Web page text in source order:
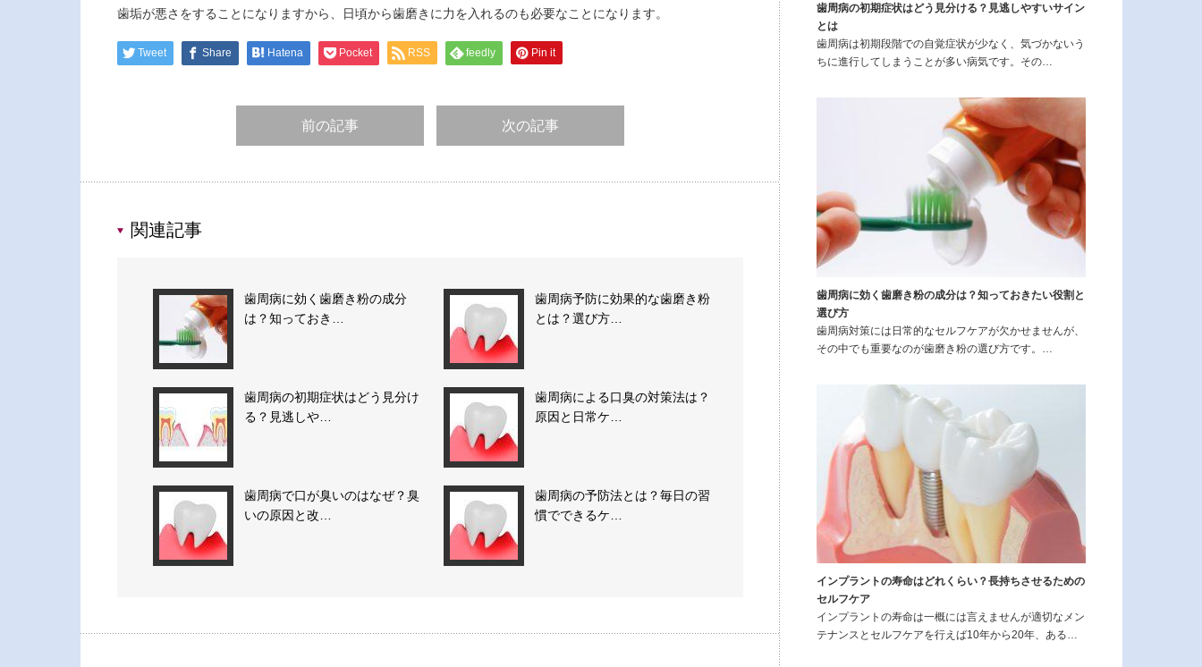
歯垢が悪さをすることになりますから、日頃から歯磨きに力を入れるのも必要なことになります。
Tweet Share Hatena Pocket RSS feedly Pin it
前の記事 次の記事
関連記事
歯周病に効く歯磨き粉の成分
は？知っておき…
歯周病予防に効果的な歯磨き粉
とは？選び方…
歯周病の初期症状はどう見分け
る？見逃しや…
歯周病による口臭の対策法は？
原因と日常ケ…
歯周病で口が臭いのはなぜ？臭
いの原因と改…
歯周病の予防法とは？毎日の習
慣でできるケ…
歯周病の初期症状はどう見分ける？見逃しやすいサイン
とは
歯周病は初期段階での自覚症状が少なく、気づかないう
ちに進行してしまうことが多い病気です。その…
歯周病に効く歯磨き粉の成分は？知っておきたい役割と
選び方
歯周病対策には日常的なセルフケアが欠かせませんが、
その中でも重要なのが歯磨き粉の選び方です。…
インプラントの寿命はどれくらい？長持ちさせるための
セルフケア
インプラントの寿命は一概には言えませんが適切なメン
テナンスとセルフケアを行えば10年から20年、ある…